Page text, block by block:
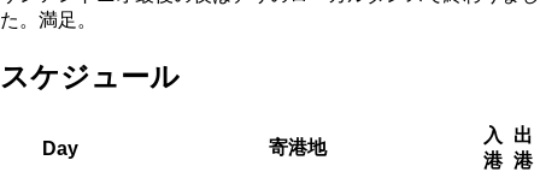
た。満足。
スケジュール
Day 寄港地
入
港
出
港